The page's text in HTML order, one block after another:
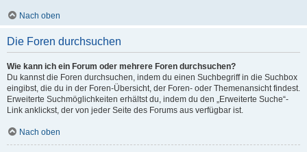
Nach oben
Die Foren durchsuchen
Wie kann ich ein Forum oder mehrere Foren durchsuchen?
Du kannst die Foren durchsuchen, indem du einen Suchbegriff in die Suchbox
eingibst, die du in der Foren-Übersicht, der Foren- oder Themenansicht findest.
Erweiterte Suchmöglichkeiten erhältst du, indem du den „Erweiterte Suche“-
Link anklickst, der von jeder Seite des Forums aus verfügbar ist.
Nach oben